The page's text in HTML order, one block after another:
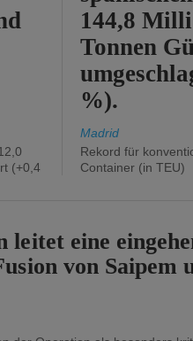
(+0,4
144,8
Tonnen
%).
Madrid
Rekord für
Container (in TEU)
leitet eine
von Saipem